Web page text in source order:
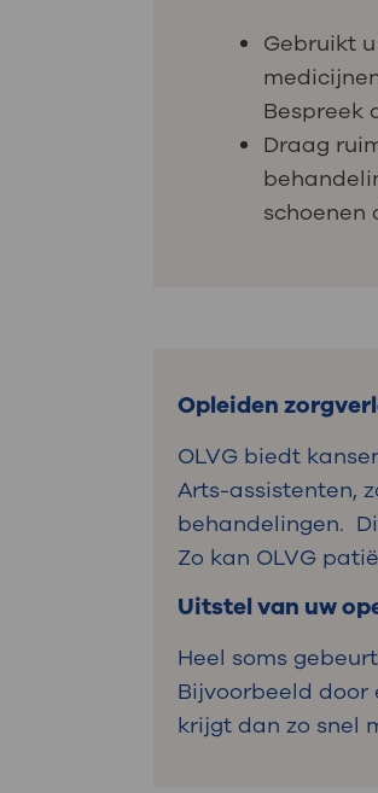
Gebruikt
Bespreek
Draag
schoenen
Opleiden
OLVG biedt
Arts-assistenten,
behandelingen.
Zo kan OLVG
Uitstel van uw
Heel soms
Bijvoorbeeld door
krijgt dan zo snel